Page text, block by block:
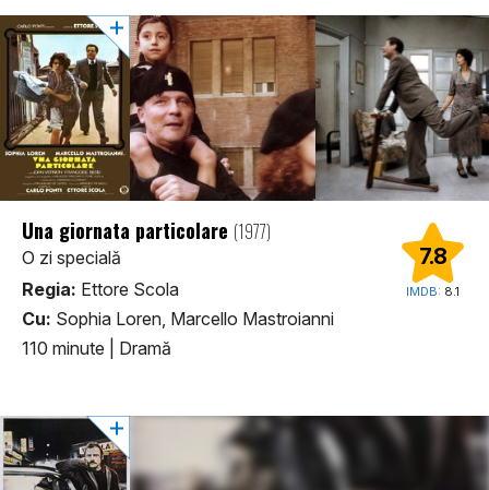
7.8
IMDB: 8.1
Una giornata particolare (1977)
O zi specială
Regia: Ettore Scola
Cu: Sophia Loren, Marcello Mastroianni
110 minute
Dramă